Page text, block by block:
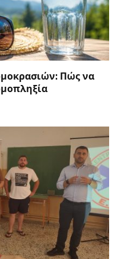
Πώς να